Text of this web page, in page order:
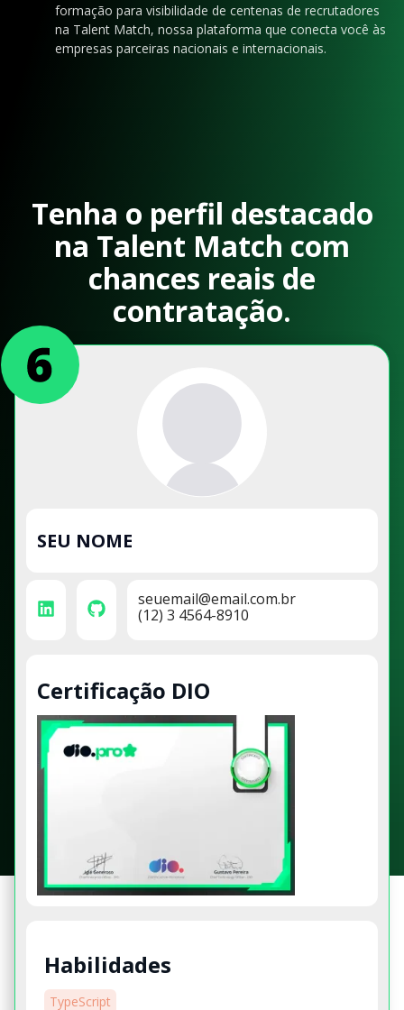
formação para visibilidade de centenas de recrutadores
na Talent Match, nossa plataforma que conecta você às
empresas parceiras nacionais e internacionais.
Tenha o perfil destacado
na Talent Match com
chances reais de
contratação.
SEU NOME
seuemail@email.com.br
(12) 3 4564-8910
Certificação DIO
Habilidades
TypeScript